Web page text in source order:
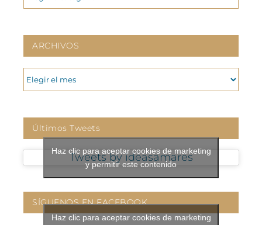
ARCHIVOS
ARCHIVOS
Últimos Tweets
Tweets by ideasamares
Haz clic para aceptar cookies de marketing
y permitir este contenido
SÍGUENOS EN FACEBOOK
Haz clic para aceptar cookies de marketing